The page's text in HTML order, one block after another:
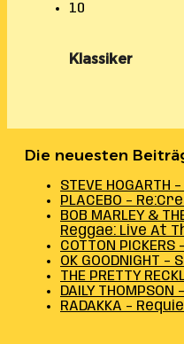
10
Klassiker
Die neuesten
STEVE
PLACEBO –
BOB MARLEY &
Reggae: Live At
COTTON
OK GOODNIGHT –
THE PRETTY
DAILY THOMPSON
RADAKKA –